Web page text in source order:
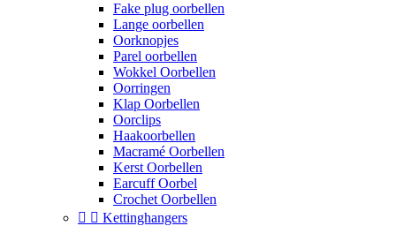
Fake plug oorbellen
Lange oorbellen
Oorknopjes
Parel oorbellen
Wokkel Oorbellen
Oorringen
Klap Oorbellen
Oorclips
Haakoorbellen
Macramé Oorbellen
Kerst Oorbellen
Earcuff Oorbel
Crochet Oorbellen
  Kettinghangers